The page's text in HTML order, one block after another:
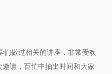
们做过相关的讲座，非常受欢
请，百忙中抽出时间和大家